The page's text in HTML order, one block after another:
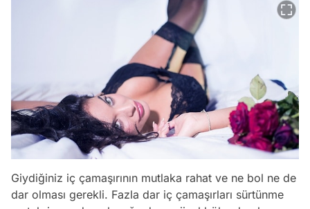
Giydiğiniz iç çamaşırının mutlaka rahat ve ne bol ne de
dar olması gerekli. Fazla dar iç çamaşırları sürtünme